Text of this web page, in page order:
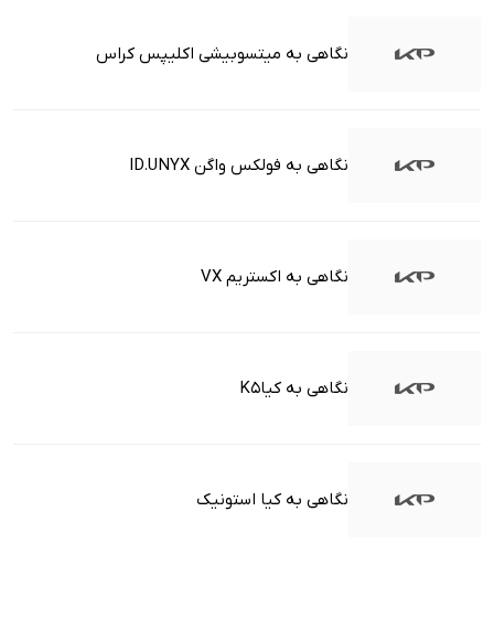
نگاهی به میتسوبیشی اکلیپس کراس
نگاهی به فولکس واگن ID.UNYX
نگاهی به اکستریم VX
نگاهی به کیاK5
نگاهی به کیا استونیک